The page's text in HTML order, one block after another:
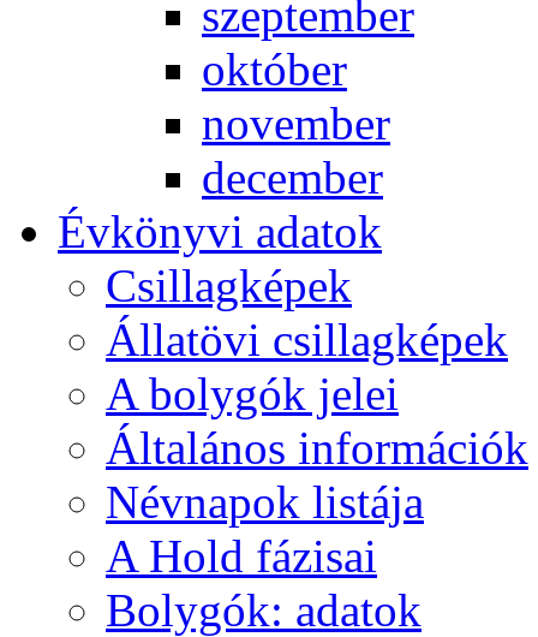
szep­tem­ber
ok­tó­ber
no­vem­ber
de­cem­ber
Év­köny­vi ada­tok
Csil­lag­ké­pek
Ál­lat­övi csil­lag­ké­pek
A boly­gók je­lei
Ál­ta­lá­nos in­for­má­ci­ók
Név­na­pok lis­tá­ja
A Hold fá­zi­sai
Boly­gók: ada­tok